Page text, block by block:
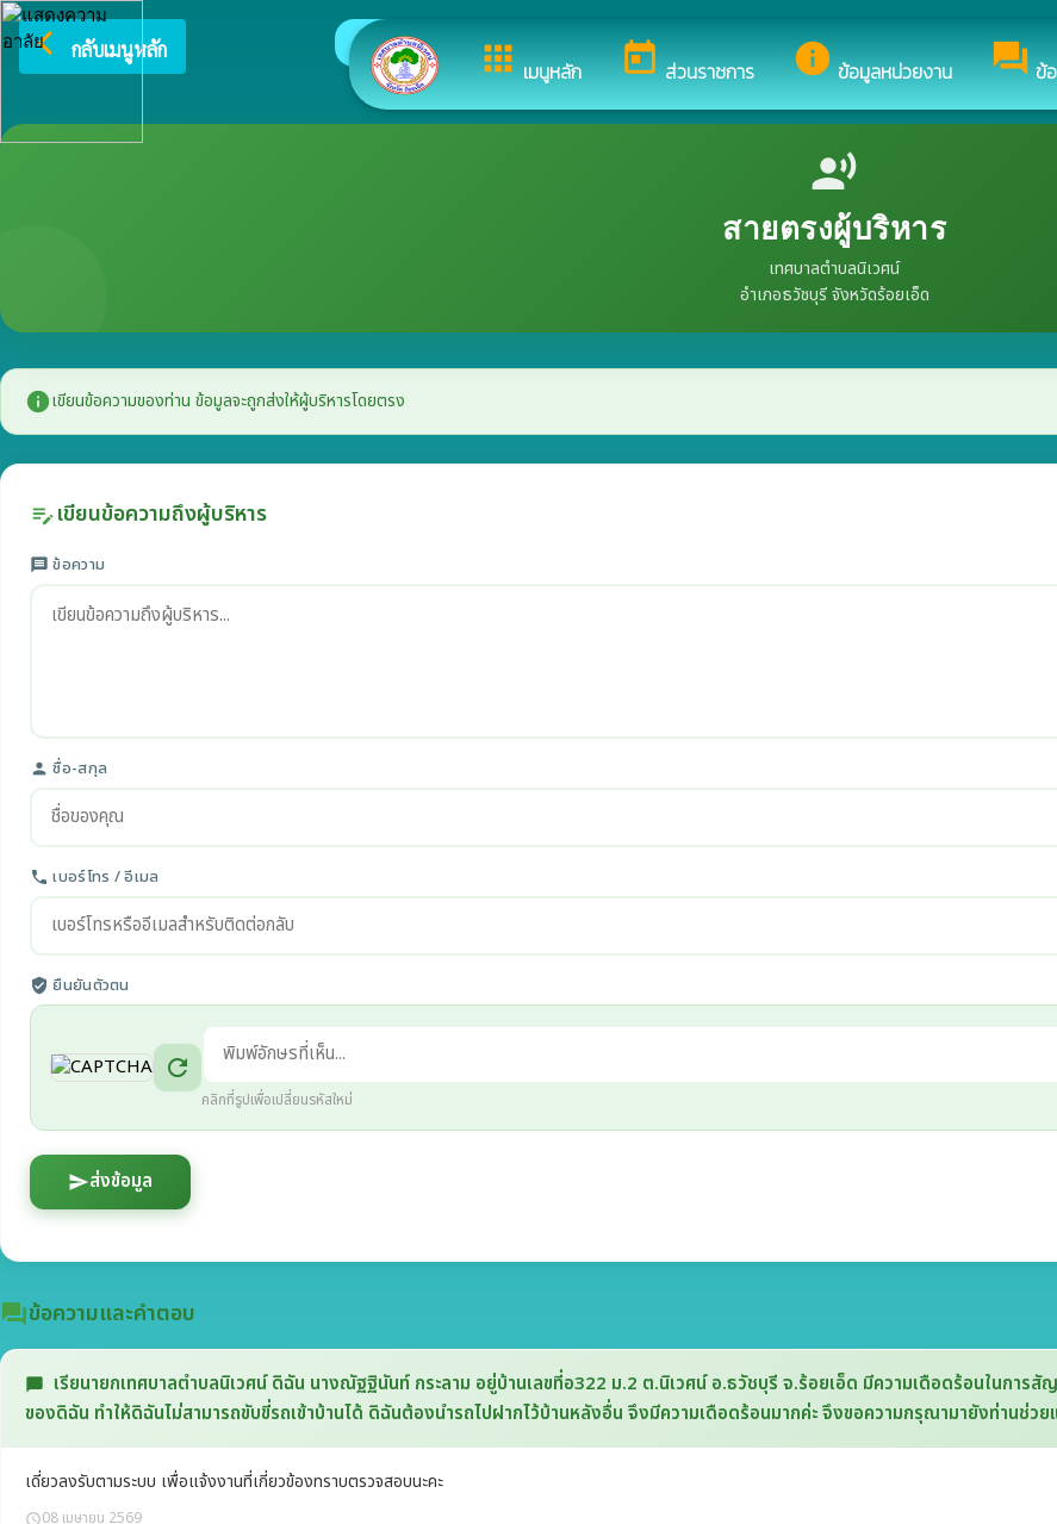
apps เมนูหลัก today ส่วนราชการ infoข้อมูลหน่วยงาน forumข้
arrow_back_ios กลับเมนูหลัก ยินดีต้อนรับสู่เว็บไซต์ของ เทศบาลตำบลนิเวศน์
record_voice_over
สายตรงผู้บริหาร
เทศบาลตำบลนิเวศน์
อำเภอธวัชบุรี จังหวัดร้อยเอ็ด
infoเขียนข้อความของท่าน ข้อมูลจะถูกส่งให้ผู้บริหารโดยตรง
edit_noteเขียนข้อความถึงผู้บริหาร
message ข้อความ
person ชื่อ-สกุล
phone เบอร์โทร / อีเมล
verified_user ยืนยันตัวตน
refresh
คลิกที่รูปเพื่อเปลี่ยนรหัสใหม่
sendส่งข้อมูล
question_answerข้อความและคำตอบ
chat_bubble
เรียนายกเทศบาลตำบลนิเวศน์ ดิฉัน นางณัฐฐินันท์ กระลาม อยู่บ้านเลขที่อ322 ม.2 ต.นิเวศน์ อ.ธวัชบุรี จ.ร้อยเอ็ด มีความเดือดร้อนในการ
ของดิฉัน ทำให้ดิฉันไม่สามารถขับขี่รถเข้าบ้านได้ ดิฉันต้องนำรถไปฝากไว้บ้านหลังอื่น จึงมีความเดือดร้อนมากค่ะ จึงขอความกรุณามายังท่านช่วย
เดี่ยวลงรับตามระบบ เพื่อแจ้งงานที่เกี่ยวข้องทราบตรวจสอบนะคะ
schedule08 เมษายน 2569